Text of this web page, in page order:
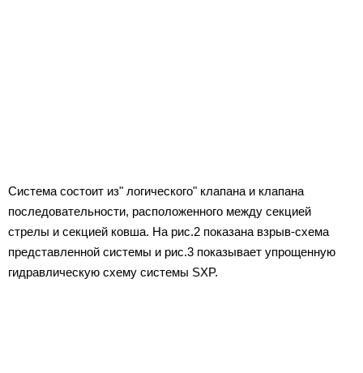
Система состоит из" логического" клапана и клапана
последовательности, расположенного между секцией
стрелы и секцией ковша. На рис.2 показана взрыв-схема
представленной системы и рис.3 показывает упрощенную
гидравлическую схему системы SXP.